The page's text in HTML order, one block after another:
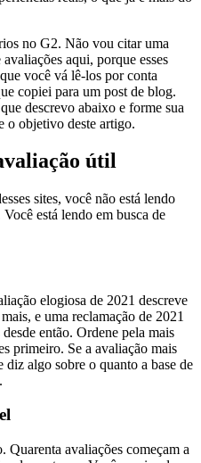
no G2. Não vou citar uma
aqui, porque esses
você vá lê-los por conta
copiei para um post de blog.
descrevo abaixo e forme sua
o objetivo deste artigo.
útil
sites, você não está lendo
está lendo em busca de
elogiosa de 2021 descreve
e uma reclamação de 2021
então. Ordene pela mais
primeiro. Se a avaliação mais
diz algo sobre o quanto a base de
Quarenta avaliações começam a